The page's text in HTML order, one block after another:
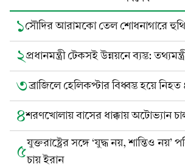
১সৌদির আরামকো তেল শোধনাগারে
২প্রধানমন্ত্রী টেকসই উন্নয়নে ব্যস্ত:
৩ব্রাজিলে হেলিকপ্টার বিধ্বস্ত হয়ে নিহত
৪শরণখোলায় বাসের ধাক্কায় অটোভ্যান
৫যুক্তরাষ্ট্রের সঙ্গে ‘যুদ্ধ নয়, শান্তিও নয়’
চায় ইরান